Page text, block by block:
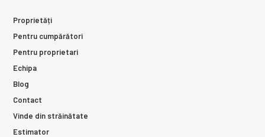
Proprietăți
Pentru cumpărători
Pentru proprietari
Echipa
Blog
Contact
Vinde din străinătate
Estimator